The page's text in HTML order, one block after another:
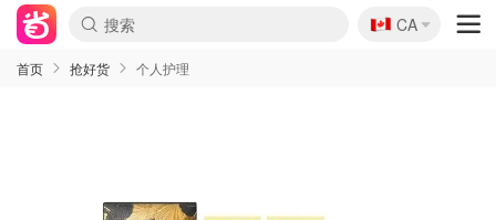
🇨🇦
CA
首页 抢好货 个人护理